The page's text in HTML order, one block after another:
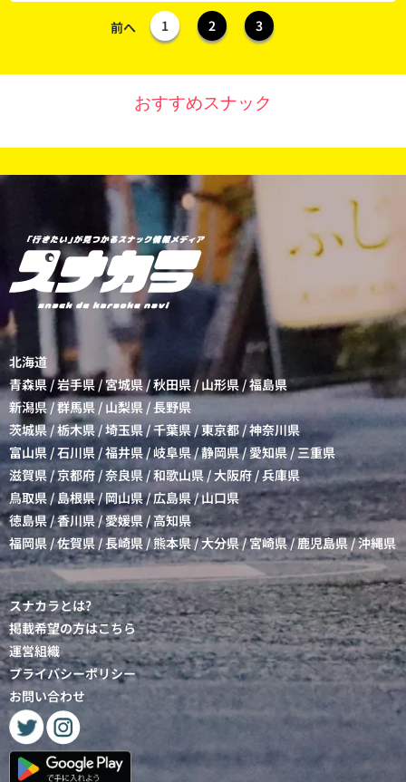
前へ 1 2 3
おすすめスナック
北海道
青森県/岩手県/宮城県/秋田県 / 山形県/福島県
新潟県/群馬県 / 山梨県 /長野県
茨城県 /栃木県/埼玉県/千葉県/東京都 /神奈川県
富山県 /石川県 /福井県/岐阜県/静岡県/愛知県/三重県
滋賀県/京都府/奈良県 /和歌山県/大阪府 /兵庫県
鳥取県 / 島根県/岡山県/広島県/山口県
徳島県/香川県/愛媛県 /高知県
福岡県 /佐賀県 /長崎県/熊本県/大分県/宮崎県/鹿児島県/沖縄県
スナカラとは?
掲載希望の方はこちら
運営組織
プライバシーポリシー
お問い合わせ